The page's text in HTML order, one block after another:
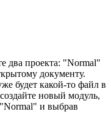
два проекта: "Normal"
документу.
будет какой-то файл в
новый модуль,
и выбрав